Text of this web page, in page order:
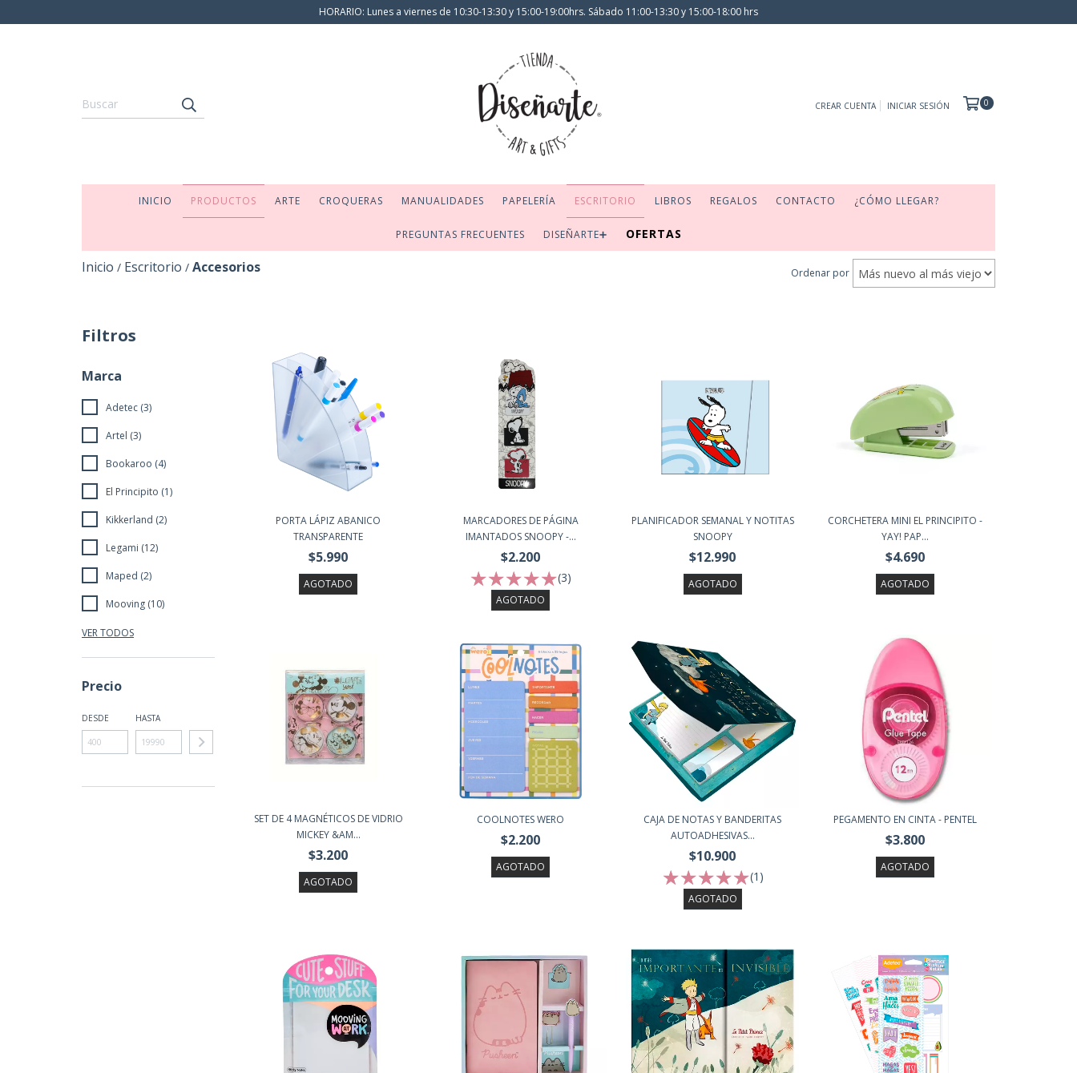
HORARIO: Lunes a viernes de 10:30-13:30 y 15:00-19:00hrs. Sábado 11:00-13:30 y 15:00-18:00 hrs
CREAR CUENTA INICIAR SESIÓN 0
INICIO PRODUCTOS ARTE CROQUERAS MANUALIDADES PAPELERÍA ESCRITORIO LIBROS REGALOS CONTACTO ¿CÓMO LLEGAR?
PREGUNTAS FRECUENTES DISEÑARTE➕ OFERTAS
Inicio / Escritorio / Accesorios Ordenar por
Filtros
Marca
Adetec (3)
Artel (3)
Bookaroo (4)
El Principito (1)
Kikkerland (2)
Legami (12)
Maped (2)
Mooving (10)
VER TODOS
Precio
DESDE HASTA
PORTA LÁPIZ ABANICO
TRANSPARENTE
$5.990
AGOTADO
MARCADORES DE PÁGINA
IMANTADOS SNOOPY -...
$2.200
(3)
AGOTADO
PLANIFICADOR SEMANAL Y NOTITAS
SNOOPY
$12.990
AGOTADO
CORCHETERA MINI EL PRINCIPITO -
YAY! PAP...
$4.690
AGOTADO
SET DE 4 MAGNÉTICOS DE VIDRIO
MICKEY &AM...
$3.200
AGOTADO
COOLNOTES WERO
$2.200
AGOTADO
CAJA DE NOTAS Y BANDERITAS
AUTOADHESIVAS...
$10.900
(1)
AGOTADO
PEGAMENTO EN CINTA - PENTEL
$3.800
AGOTADO